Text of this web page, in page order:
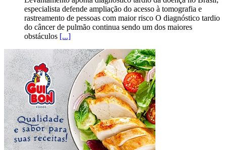
especialista defende ampliação do acesso à tomografia e
rastreamento de pessoas com maior risco O diagnóstico tardio
do câncer de pulmão continua sendo um dos maiores
obstáculos [...]